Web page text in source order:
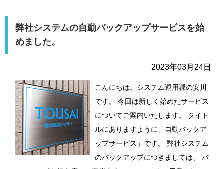
弊社システムの自動バックアップサービスを始
めました。
2023年03月24日
こんにちは。システム運用課の安川
です。 今回は新しく始めたサービス
についてご案内いたします。 タイト
ルにありますように「自動バックア
ップサービス」です。 弊社システム
のバックアップにつきましては、 バ